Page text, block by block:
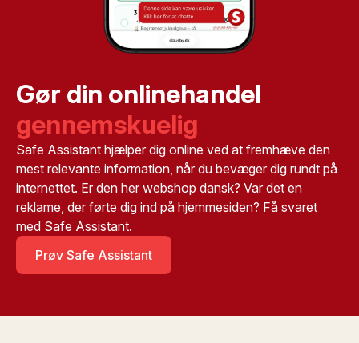
Gør din onlinehandel
gennemskuelig
Safe Assistant hjælper dig online ved at fremhæve den
mest relevante information, når du bevæger dig rundt på
internettet. Er den her webshop dansk? Var det en
reklame, der førte dig ind på hjemmesiden? Få svaret
med Safe Assistant.
Prøv Safe Assistant